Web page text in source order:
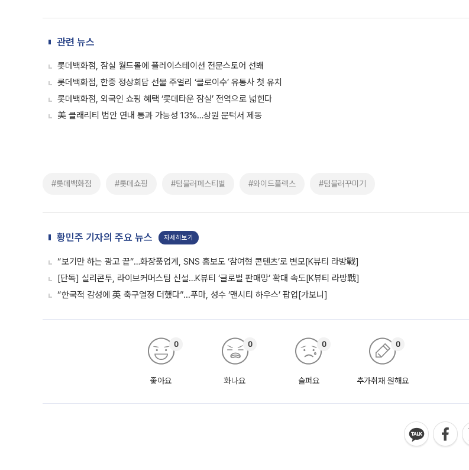
관련 뉴스
롯데백화점, 잠실 월드몰에 플레이스테이션 전문스토어 선봬
롯데백화점, 한중 정상회담 선물 주얼리 ‘클로이수’ 유통사 첫 유치
롯데백화점, 외국인 쇼핑 혜택 ‘롯데타운 잠실’ 전역으로 넓힌다
美 클래리티 법안 연내 통과 가능성 13%…상원 문턱서 제동
#롯데백화점 #롯데쇼핑 #텀블러페스티벌 #와이드플렉스 #텀블러꾸미기
황민주 기자의 주요 뉴스 자세히보기
“보기만 하는 광고 끝“…화장품업계, SNS 홍보도 ‘참여형 콘텐츠’로 변모[K뷰티 라방戰]
[단독] 실리콘투, 라이브커머스팀 신설…K뷰티 ‘글로벌 판매망’ 확대 속도[K뷰티 라방戰]
“한국적 감성에 英 축구열정 더했다”...푸마, 성수 ‘맨시티 하우스’ 팝업[가보니]
좋아요
0
화나요
0
슬퍼요
0
추가취재 원해요
0